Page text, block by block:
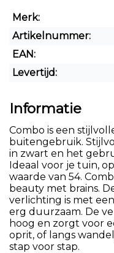
Merk:
Artikelnummer:
EAN:
Levertijd:
Informatie
Combo is een
buitengebruik.
in zwart en het
Ideaal voor je tuin,
waarde van 54.
beauty met brains.
verlichting is met
erg duurzaam. De
hoog en zorgt voor
oprit, of langs
stap voor stap.